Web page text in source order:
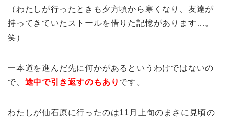
（わたしが行ったときも夕方頃から寒くなり、友達が
持ってきていたストールを借りた記憶があります…。
笑）
一本道を進んだ先に何かがあるというわけではないの
で、 途中で引き返すのもあり です。
わたしが仙石原に行ったのは11月上旬のまさに見頃の